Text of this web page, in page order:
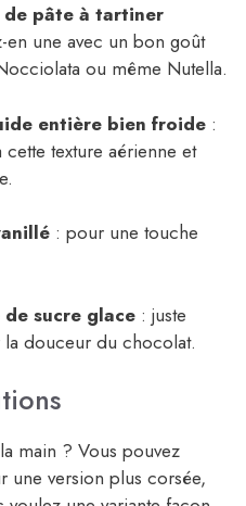
de pâte à tartiner
en une avec un bon goût
ou même Nutella.
entière bien froide :
texture aérienne et
: pour une touche
sucre glace : juste
douceur du chocolat.
main ? Vous pouvez
version plus corsée,